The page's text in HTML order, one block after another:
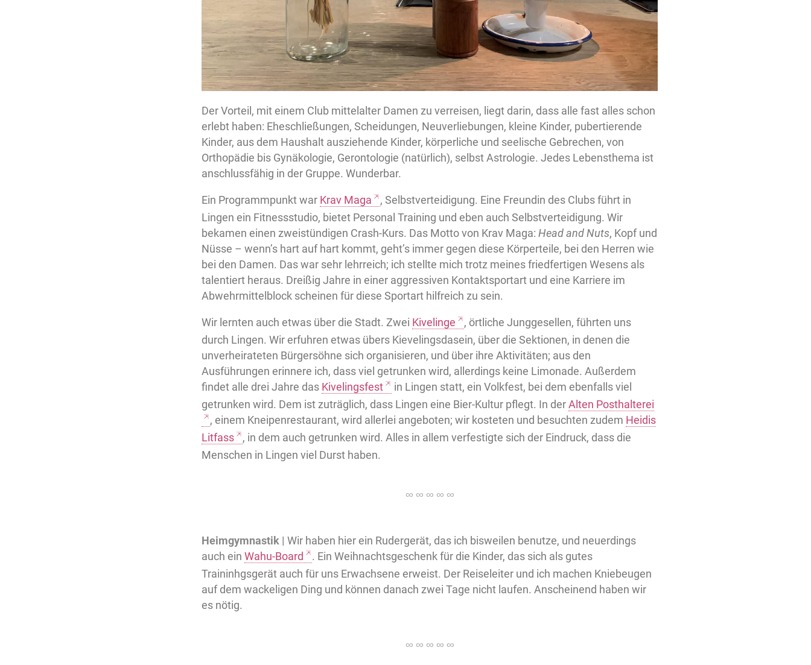
Der Vorteil, mit einem Club mittelalter Damen zu verreisen, liegt darin, dass alle fast alles schon
erlebt haben: Eheschließungen, Scheidungen, Neuverliebungen, kleine Kinder, pubertierende
Kinder, aus dem Haushalt ausziehende Kinder, körperliche und seelische Gebrechen, von
Orthopädie bis Gynäkologie, Gerontologie (natürlich), selbst Astrologie. Jedes Lebensthema ist
anschlussfähig in der Gruppe. Wunderbar.
Ein Programmpunkt war Krav Maga
, Selbstverteidigung. Eine Freundin des Clubs führt in
Lingen ein Fitnessstudio, bietet Personal Training und eben auch Selbstverteidigung. Wir
bekamen einen zweistündigen Crash-Kurs. Das Motto von Krav Maga: Head and Nuts, Kopf und
Nüsse – wenn’s hart auf hart kommt, geht’s immer gegen diese Körperteile, bei den Herren wie
bei den Damen. Das war sehr lehrreich; ich stellte mich trotz meines friedfertigen Wesens als
talentiert heraus. Dreißig Jahre in einer aggressiven Kontaktsportart und eine Karriere im
Abwehrmittelblock scheinen für diese Sportart hilfreich zu sein.
Wir lernten auch etwas über die Stadt. Zwei Kivelinge
, örtliche Junggesellen, führten uns
durch Lingen. Wir erfuhren etwas übers Kievelingsdasein, über die Sektionen, in denen die
unverheirateten Bürgersöhne sich organisieren, und über ihre Aktivitäten; aus den
Ausführungen erinnere ich, dass viel getrunken wird, allerdings keine Limonade. Außerdem
findet alle drei Jahre das Kivelingsfest
in Lingen statt, ein Volkfest, bei dem ebenfalls viel
getrunken wird. Dem ist zuträglich, dass Lingen eine Bier-Kultur pflegt. In derAlten Posthalterei
, einem Kneipenrestaurant, wird allerlei angeboten; wir kosteten und besuchten zudem Heidis
Litfass
, in dem auch getrunken wird. Alles in allem verfestigte sich der Eindruck, dass die
Menschen in Lingen viel Durst haben.
Heimgymnastik | Wir haben hier ein Rudergerät, das ich bisweilen benutze, und neuerdings
auch ein Wahu-Board
. Ein Weihnachtsgeschenk für die Kinder, das sich als gutes
Traininhgsgerät auch für uns Erwachsene erweist. Der Reiseleiter und ich machen Kniebeugen
auf dem wackeligen Ding und können danach zwei Tage nicht laufen. Anscheinend haben wir
es nötig.